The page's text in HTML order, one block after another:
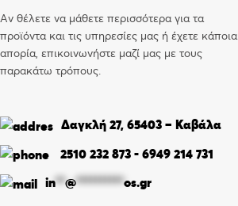
Αν θέλετε να μάθετε περισσότερα για τα
προϊόντα και τις υπηρεσίες μας ή έχετε κάποια
απορία, επικοινωνήστε μαζί μας με τους
παρακάτω τρόπους.
Δαγκλή 27, 65403 – Καβάλα
2510 232 873 - 6949 214 731
in**@**********os.gr